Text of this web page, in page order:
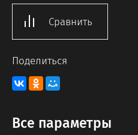
Сравнить
Поделиться
Все параметры